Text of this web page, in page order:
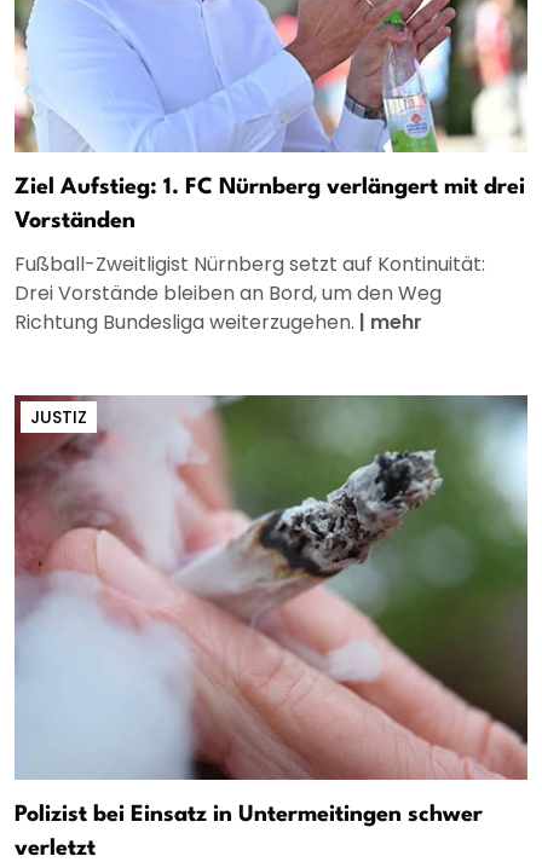
Ziel Aufstieg: 1. FC Nürnberg verlängert mit drei
Vorständen
Fußball-Zweitligist Nürnberg setzt auf Kontinuität:
Drei Vorstände bleiben an Bord, um den Weg
Richtung Bundesliga weiterzugehen. | mehr
JUSTIZ
Polizist bei Einsatz in Untermeitingen schwer
verletzt